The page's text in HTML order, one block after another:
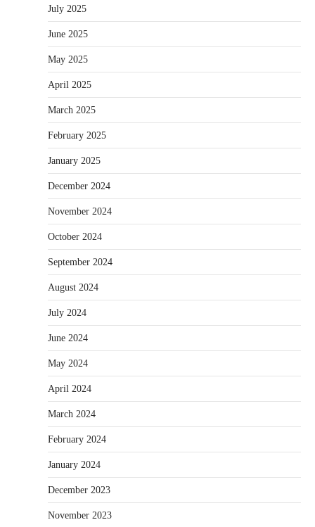
July 2025
June 2025
May 2025
April 2025
March 2025
February 2025
January 2025
December 2024
November 2024
October 2024
September 2024
August 2024
July 2024
June 2024
May 2024
April 2024
March 2024
February 2024
January 2024
December 2023
November 2023